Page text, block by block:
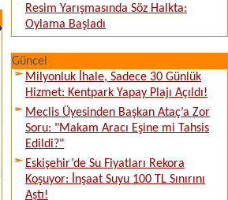
Resim Yarışmasında Söz Halkta:
Oylama Başladı
Güncel
Milyonluk İhale, Sadece 30 Günlük
Hizmet: Kentpark Yapay Plajı Açıldı!
Meclis Üyesinden Başkan Ataç’a Zor
Soru: "Makam Aracı Eşine mi Tahsis
Edildi?"
Eskişehir’de Su Fiyatları Rekora
Koşuyor: İnşaat Suyu 100 TL Sınırını
Aştı!